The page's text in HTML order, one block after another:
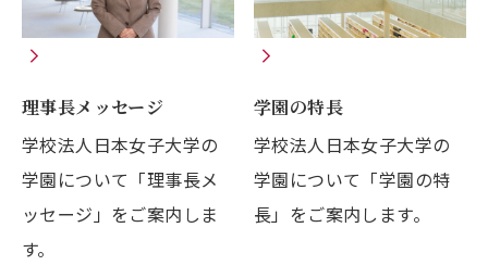
理事長メッセージ
学校法人日本女子大学の
学園について「理事長メ
ッセージ」をご案内しま
す。
学園の特長
学校法人日本女子大学の
学園について「学園の特
長」をご案内します。